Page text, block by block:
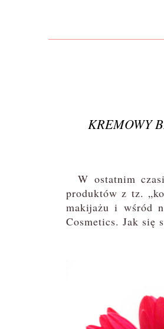
KREMOWY
W ostatnim
produktów z tz.
makijażu i wśród
Cosmetics. Jak się